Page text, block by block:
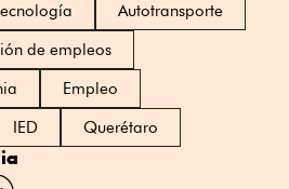
Autotransporte
de empleos
Empleo
IED Querétaro